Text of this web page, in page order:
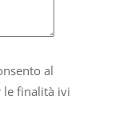
al
finalità ivi